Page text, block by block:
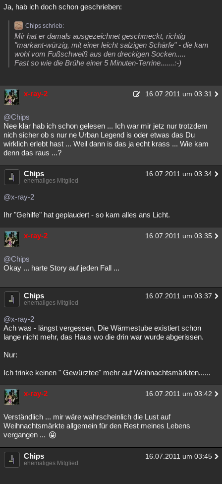
Ja, hab ich doch schon geschrieben:
Chips schrieb:
Mir hat er damals ausgezeichnet geschmeckt, richtig
"markant-würzig, mit einer leicht salzigen Schärfe" - die kam
wohl vom Fußschweiß aus den dreckigen Socken.....
Fast so wie die Brühe einer 5 Minuten-Terrine.......:-)
x-ray-2 16.07.2011 um 03:31
@Chips
Nee klar hab ich schon gelesen ... Ich war mir jetz nur trotzdem
nich sicher ob s nur ne Urban Legend is oder etwas das Du
wirklich erlebt hast ... Weil dann is das ja echt krass ... Wie kam
denn das raus ...?
Chips 16.07.2011 um 03:34
ehemaliges Mitglied
@x-ray-2
Ihr "Gehilfe" hat geplaudert - so kam alles ans Licht.
x-ray-2 16.07.2011 um 03:35
@Chips
Okay ... harte Story auf jeden Fall ...
Chips 16.07.2011 um 03:37
ehemaliges Mitglied
@x-ray-2
Ach was - längst vergessen, Die Wärmestube existiert schon
lange nicht mehr, das Haus wo die drin war wurde abgerissen.
Nur:
Ich trinke keinen " Gewürztee" mehr auf Weihnachtsmärkten......
x-ray-2 16.07.2011 um 03:42
Verständlich ... mir wäre wahrscheinlich die Lust auf
Weihnachtsmärkte allgemein für den Rest meines Lebens
vergangen ...
Chips 16.07.2011 um 03:45
ehemaliges Mitglied